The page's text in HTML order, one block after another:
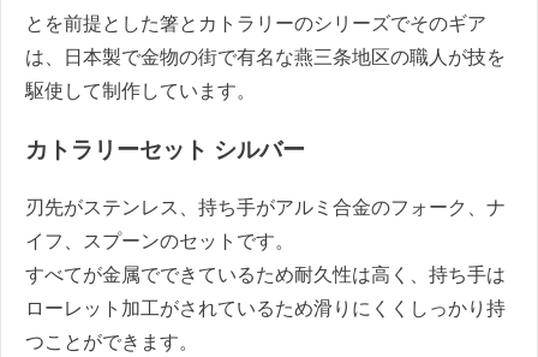
とを前提とした箸とカトラリーのシリーズでそのギア
は、日本製で金物の街で有名な燕三条地区の職人が技を
駆使して制作しています。
カトラリーセット シルバー
刃先がステンレス、持ち手がアルミ合金のフォーク、ナ
イフ、スプーンのセットです。
すべてが金属でできているため耐久性は高く、持ち手は
ローレット加工がされているため滑りにくくしっかり持
つことができます。